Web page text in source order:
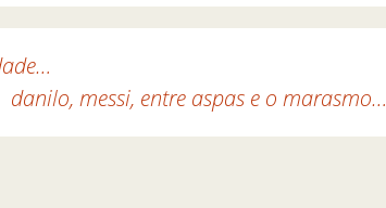
danilo, messi, entre aspas e o marasmo…